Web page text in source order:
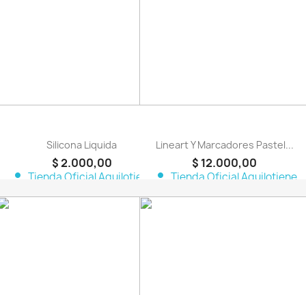
Silicona Liquida
$ 2.000,00
person Tienda Oficial Aquilotiene
Lineart Y Marcadores Pastel...
$ 12.000,00
person Tienda Oficial Aquilotiene